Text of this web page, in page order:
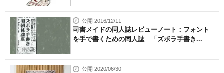
公開 2016/12/11
司書メイドの同人誌レビューノート：フォント
を手で書くための同人誌 「ズボラ手書き...
公開 2020/06/30